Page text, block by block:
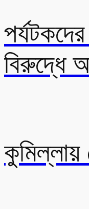
বিরুদ্ধে
কুমিল্লায়